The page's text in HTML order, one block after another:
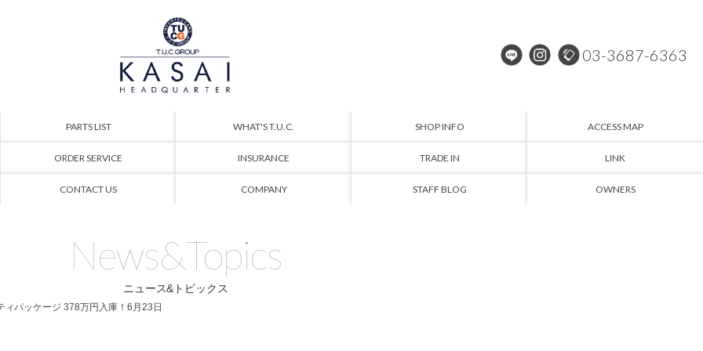
03-3687-6363
PARTS LIST WHAT'S T.U.C. SHOP INFO ACCESS MAP
ORDER SERVICE INSURANCE TRADE IN LINK
CONTACT US COMPANY STAFF BLOG OWNERS
News&Topics
ニュース&トピックス
パッケージ 378万円入庫！6月23日